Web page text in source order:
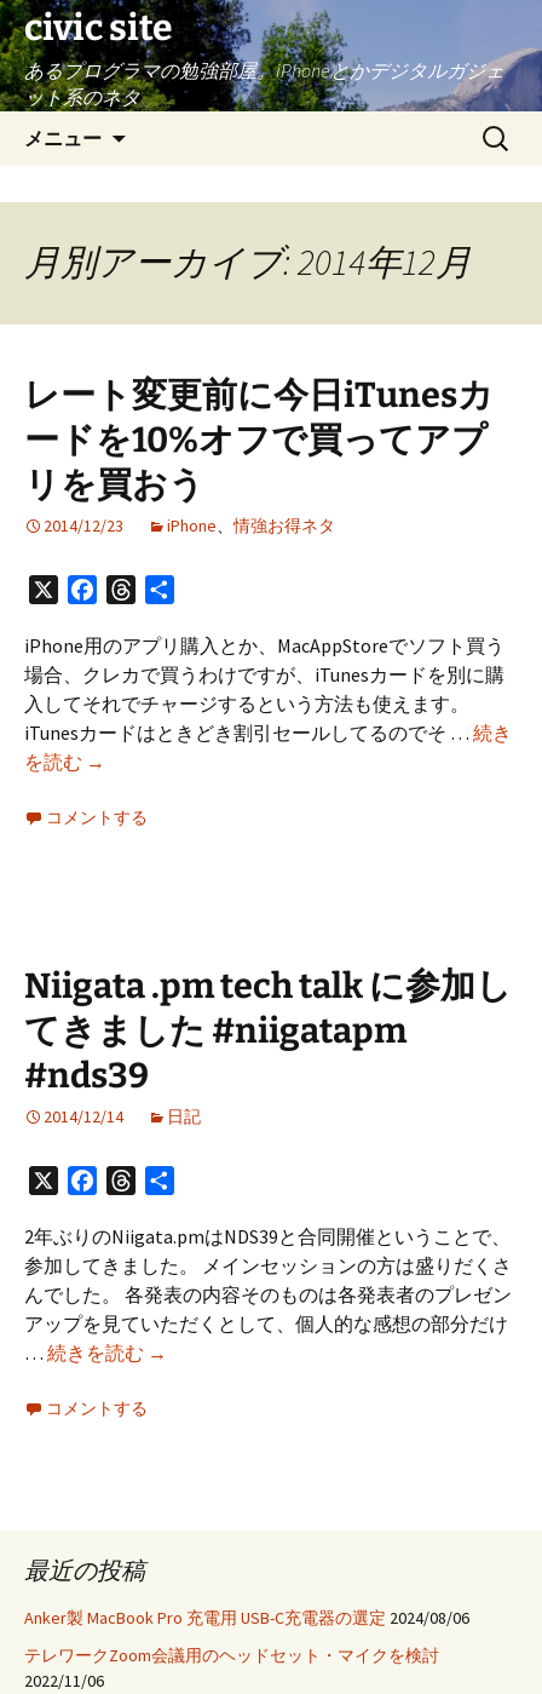
civic site
あるプログラマの勉強部屋。iPhoneとかデジタルガジェ
ット系のネタ
メニュー
へ
キ
プ
検
索:
月別アーカイブ: 2014年12月
レート変更前に今日iTunesカ
ードを10%オフで買ってアプ
リを買おう
2014/12/23 iPhone、情強お得ネタ
FacebookThreads
iPhone用のアプリ購入とか、MacAppStoreでソフト買う
場合、クレカで買うわけですが、iTunesカードを別に購
入してそれでチャージするという方法も使えます。
iTunesカードはときどき割引セールしてるのでそ … 続き
を読む レ
ト
日
iTunes
カ
ー
ド
10%
オ
フ
で
買
っ
て
ア
プ
→
コメントする
Niigata .pm tech talk に参加し
てきました #niigatapm
#nds39
2014/12/14 日記
FacebookThreads
2年ぶりのNiigata.pmはNDS39と合同開催ということで、
参加してきました。 メインセッションの方は盛りだくさ
んでした。 各発表の内容そのものは各発表者のプレゼン
アップを見ていただくとして、個人的な感想の部分だけ
… 続きを読む Niigata
き
ま
し
→
コメントする
最近の投稿
Anker製 MacBook Pro 充電用 USB-C充電器の選定 2024/08/06
テレワークZoom会議用のヘッドセット・マイクを検討
2022/11/06